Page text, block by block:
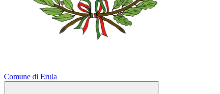
Comune di Erula